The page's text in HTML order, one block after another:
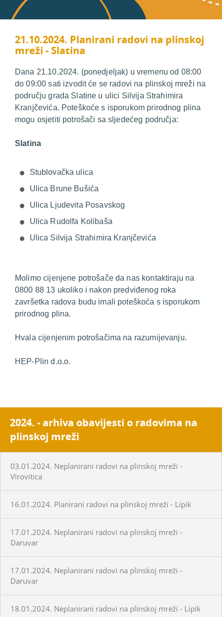
21.10.2024. Planirani radovi na plinskoj
mreži - Slatina
Dana 21.10.2024. (ponedjeljak) u vremenu od 08:00
do 09:00 sati izvodit će se radovi na plinskoj mreži na
području grada Slatine u ulici Silvija Strahimira
Kranjčevića. Poteškoće s isporukom prirodnog plina
mogu osjetiti potrošači sa sljedećeg područja:
Slatina
Stublovačka ulica
Ulica Brune Bušića
Ulica Ljudevita Posavskog
Ulica Rudolfa Kolibaša
Ulica Silvija Strahimira Kranjčevića
Molimo cijenjene potrošače da nas kontaktiraju na
0800 88 13 ukoliko i nakon predviđenog roka
završetka radova budu imali poteškoća s isporukom
prirodnog plina.
Hvala cijenjenim potrošačima na razumijevanju.
HEP-Plin d.o.o.
2024. - arhiva obavijesti o radovima na
plinskoj mreži
03.01.2024. Neplanirani radovi na plinskoj mreži -
Virovitica
16.01.2024. Planirani radovi na plinskoj mreži - Lipik
17.01.2024. Neplanirani radovi na plinskoj mreži -
Daruvar
17.01.2024. Neplanirani radovi na plinskoj mreži -
Daruvar
18.01.2024. Neplanirani radovi na plinskoj mreži - Lipik